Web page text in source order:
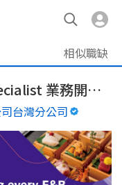
相似職缺
Business Development Specialist 業務開發專員
台灣分公司